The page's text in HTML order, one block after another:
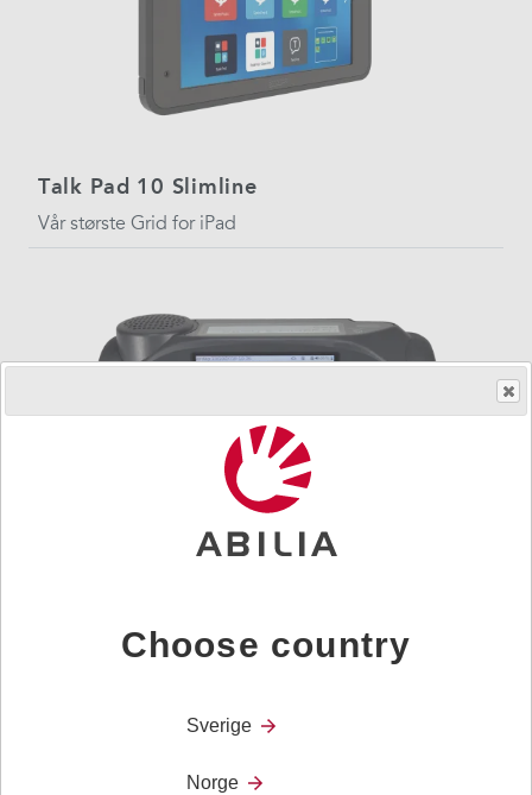
Talk Pad 10 Slimline
Vår største Grid for iPad
Lightwriter SL50 er utformet som en komplett tekst-til-
tale-enhet for dem som har vansker med å
Choose country
Sverige
Norge